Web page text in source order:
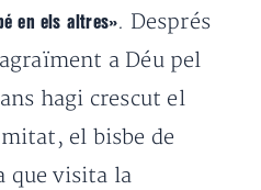
en els altres». Després
a Déu pel
hagi crescut el
el bisbe de
que visita la